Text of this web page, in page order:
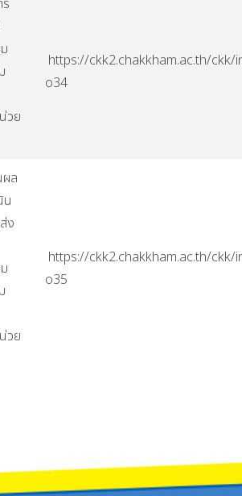
วย
https://ckk2.chakkham.ac.th/
o34
ผล
น
ง
วย
https://ckk2.chakkham.ac.th/
o35